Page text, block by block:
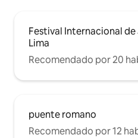
Festival Internacional
Lima
Recomendado por 20
puente romano
Recomendado por 12